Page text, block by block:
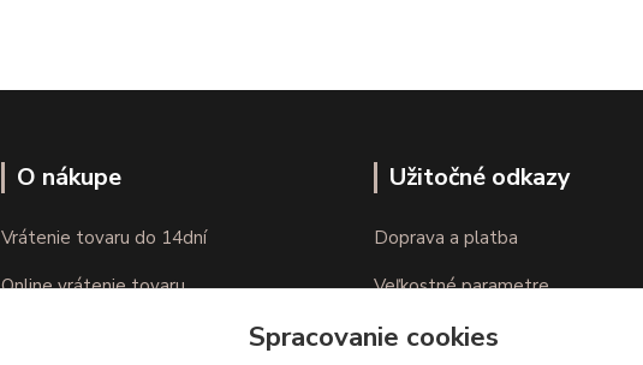
O nákupe
Vrátenie tovaru do 14dní
Online vrátenie tovaru
Užitočné odkazy
Doprava a platba
Veľkostné parametre
Ako nakupovať
Spracovanie cookies